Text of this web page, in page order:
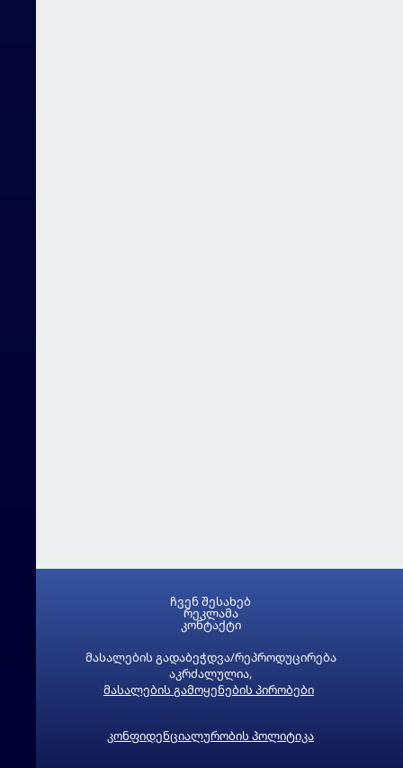
მასალების გადაბეჭდვა/რეპროდუცირება
აკრძალულია,
მასალების გამოყენების პირობები
კონფიდენციალურობის პოლიტიკა
ჩვენ შესახებ
რეკლამა
კონტაქტი